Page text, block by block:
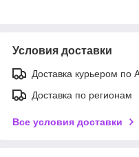
Условия доставки
Доставка курьером по
Доставка по регионам
Все условия доставки